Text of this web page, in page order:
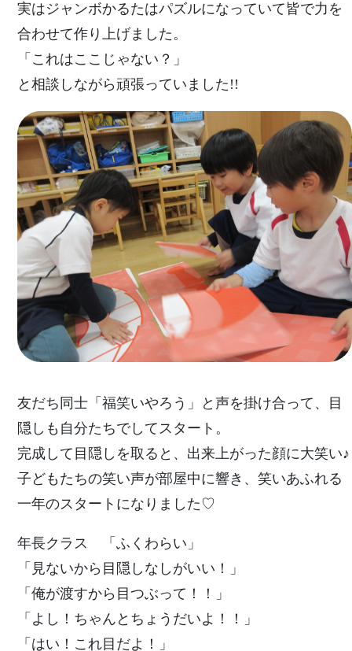
実はジャンボかるたはパズルになっていて皆で力を
合わせて作り上げました。
「これはここじゃない？」
と相談しながら頑張っていました!!
友だち同士「福笑いやろう」と声を掛け合って、目
隠しも自分たちでしてスタート。
完成して目隠しを取ると、出来上がった顔に大笑い♪
子どもたちの笑い声が部屋中に響き、笑いあふれる
一年のスタートになりました♡
年長クラス 「ふくわらい」
「見ないから目隠しなしがいい！」
「俺が渡すから目つぶって！！」
「よし！ちゃんとちょうだいよ！！」
「はい！これ目だよ！」